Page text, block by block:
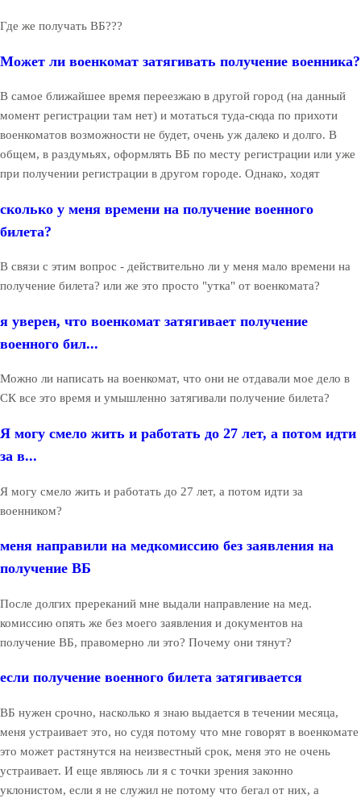
Где же получать ВБ???
Может ли военкомат затягивать получение военника?
В самое ближайшее время переезжаю в другой город (на данный
момент регистрации там нет) и мотаться туда-сюда по прихоти
военкоматов возможности не будет, очень уж далеко и долго. В
общем, в раздумьях, оформлять ВБ по месту регистрации или уже
при получении регистрации в другом городе. Однако, ходят
сколько у меня времени на получение военного
билета?
В связи с этим вопрос - действительно ли у меня мало времени на
получение билета? или же это просто "утка" от военкомата?
я уверен, что военкомат затягивает получение
военного бил...
Можно ли написать на военкомат, что они не отдавали мое дело в
СК все это время и умышленно затягивали получение билета?
Я могу смело жить и работать до 27 лет, а потом идти
за в...
Я могу смело жить и работать до 27 лет, а потом идти за
военником?
меня направили на медкомиссию без заявления на
получение ВБ
После долгих пререканий мне выдали направление на мед.
комиссию опять же без моего заявления и документов на
получение ВБ, правомерно ли это? Почему они тянут?
если получение военного билета затягивается
ВБ нужен срочно, насколько я знаю выдается в течении месяца,
меня устраивает это, но судя потому что мне говорят в военкомате
это может растянутся на неизвестный срок, меня это не очень
устраивает. И еще являюсь ли я с точки зрения законно
уклонистом, если я не служил не потому что бегал от них, а